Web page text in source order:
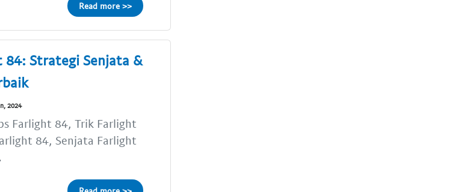
Read more >>
84: Strategi Senjata &
2024
Farlight 84, Trik Farlight
84, Senjata Farlight